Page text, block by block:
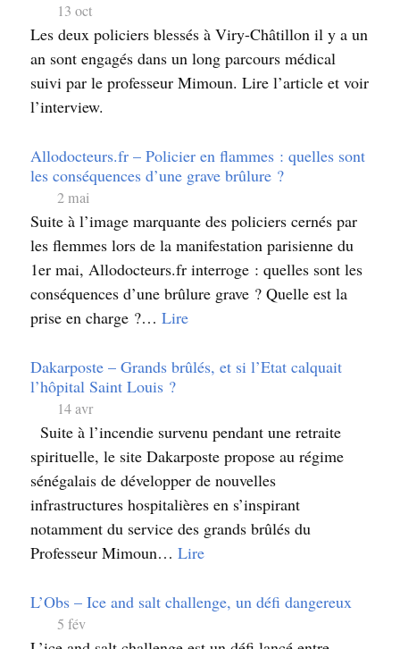
13 oct
Les deux policiers blessés à Viry-Châtillon il y a un
an sont engagés dans un long parcours médical
suivi par le professeur Mimoun. Lire l’article et voir
l’interview.
Allodocteurs.fr – Policier en flammes : quelles sont
les conséquences d’une grave brûlure ?
2 mai
Suite à l’image marquante des policiers cernés par
les flemmes lors de la manifestation parisienne du
1er mai, Allodocteurs.fr interroge : quelles sont les
conséquences d’une brûlure grave ? Quelle est la
prise en charge ?… Lire
Dakarposte – Grands brûlés, et si l’Etat calquait
l’hôpital Saint Louis ?
14 avr
Suite à l’incendie survenu pendant une retraite
spirituelle, le site Dakarposte propose au régime
sénégalais de développer de nouvelles
infrastructures hospitalières en s’inspirant
notamment du service des grands brûlés du
Professeur Mimoun… Lire
L’Obs – Ice and salt challenge, un défi dangereux
5 fév